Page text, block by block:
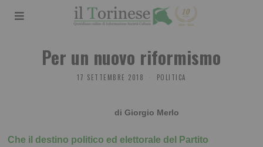
Per un nuovo riformismo
17 SETTEMBRE 2018 POLITICA
di Giorgio Merlo
Che il destino politico ed elettorale del Partito